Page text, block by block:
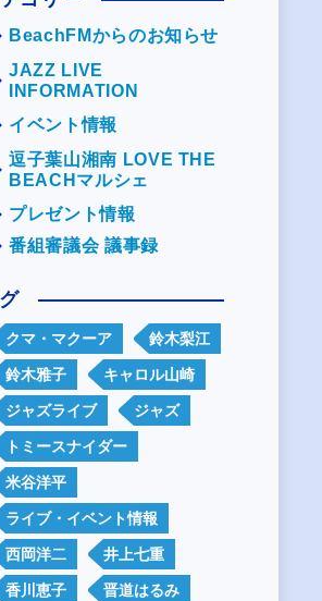
BeachFMからのお知らせ
JAZZ LIVE
INFORMATION
イベント情報
逗子葉山湘南 LOVE THE
BEACHマルシェ
プレゼント情報
番組審議会 議事録
クマ・マクーア 鈴木梨江
鈴木雅子 キャロル山崎
ジャズライブ ジャズ
トミースナイダー
米谷洋平
ライブ・イベント情報
西岡洋二 井上七重
香川恵子 晋道はるみ